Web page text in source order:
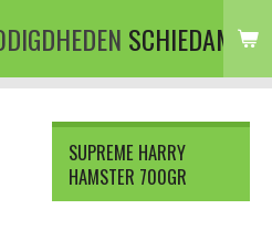
SCHIEDAM
SUPREME HARRY
HAMSTER 700GR